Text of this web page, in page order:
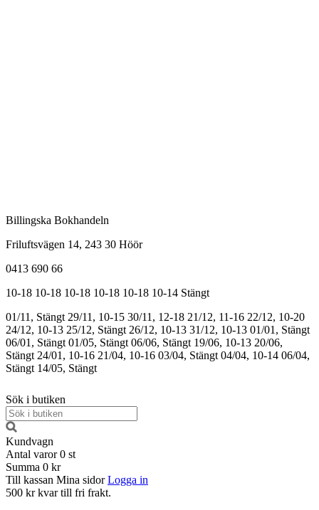
Billingska Bokhandeln
Friluftsvägen 14, 243 30 Höör
0413 690 66
10-18 10-18 10-18 10-18 10-18 10-14 Stängt
01/11, Stängt 29/11, 10-15 30/11, 12-18 21/12, 11-16 22/12, 10-20
24/12, 10-13 25/12, Stängt 26/12, 10-13 31/12, 10-13 01/01, Stängt
06/01, Stängt 01/05, Stängt 06/06, Stängt 19/06, 10-13 20/06,
Stängt 24/01, 10-16 21/04, 10-16 03/04, Stängt 04/04, 10-14 06/04,
Stängt 14/05, Stängt
Sök i butiken
Kundvagn
Antal varor 0 st
Summa 0 kr
Till kassan Mina sidor Logga in
500 kr kvar till fri frakt.